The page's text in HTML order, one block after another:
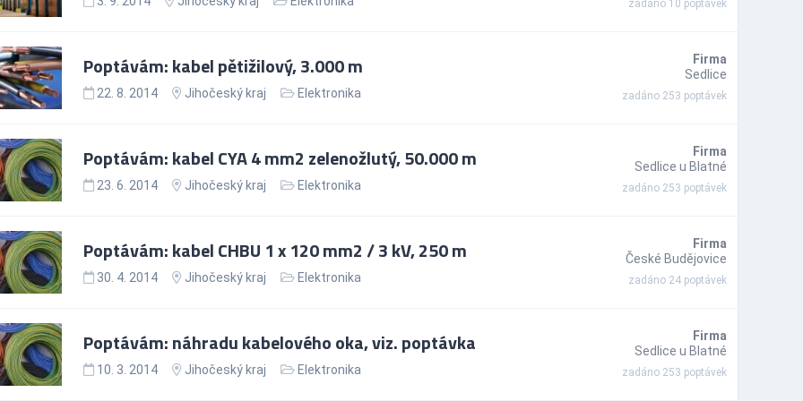
zadáno 10 poptávek
Poptávám: kabel pětižilový, 3.000 m
22. 8. 2014 Jihočeský kraj Elektronika
Firma
Sedlice
zadáno 253 poptávek
Poptávám: kabel CYA 4 mm2 zelenožlutý, 50.000 m
23. 6. 2014 Jihočeský kraj Elektronika
Firma
Sedlice u Blatné
zadáno 253 poptávek
Poptávám: kabel CHBU 1 x 120 mm2 / 3 kV, 250 m
30. 4. 2014 Jihočeský kraj Elektronika
Firma
České Budějovice
zadáno 24 poptávek
Poptávám: náhradu kabelového oka, viz. poptávka
10. 3. 2014 Jihočeský kraj Elektronika
Firma
Sedlice u Blatné
zadáno 253 poptávek